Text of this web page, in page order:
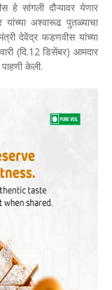
हे सांगली दौऱ्यावर येणार
यांच्या अश्वारूढ पुतळ्याचा
देवेंद्र फडणवीस यांच्या
(दि.12 डिसेंबर) आमदार
केली.